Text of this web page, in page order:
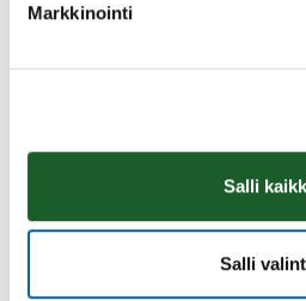
Markkinointi
Salli
Salli
Poistomyynti
03.06.2026-31.08.2026